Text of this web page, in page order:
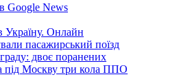
Google News
Україну. Онлайн
пасажирський поїзд
двоє поранених
під Москву три кола ППО